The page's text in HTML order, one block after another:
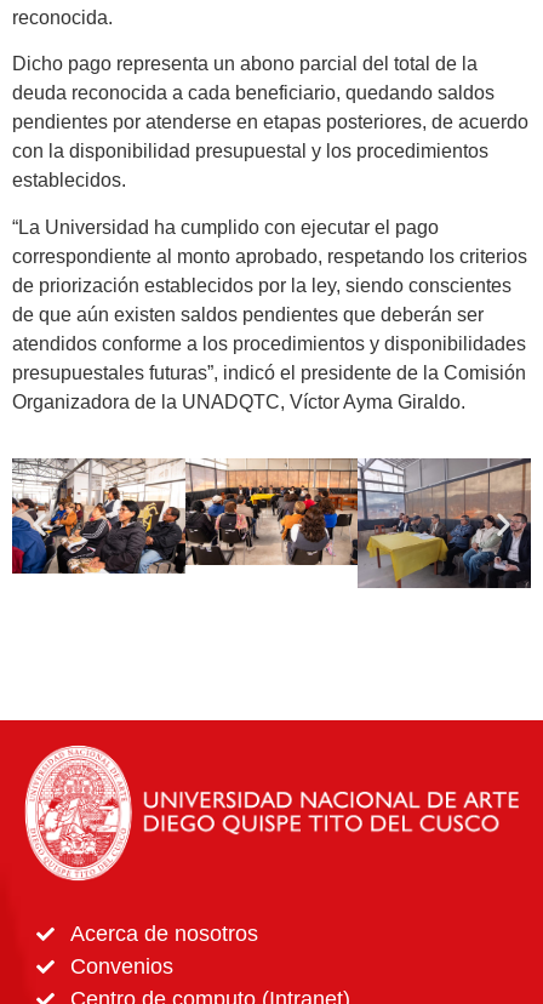
reconocida.
Dicho pago representa un abono parcial del total de la
deuda reconocida a cada beneficiario, quedando saldos
pendientes por atenderse en etapas posteriores, de acuerdo
con la disponibilidad presupuestal y los procedimientos
establecidos.
“La Universidad ha cumplido con ejecutar el pago
correspondiente al monto aprobado, respetando los criterios
de priorización establecidos por la ley, siendo conscientes
de que aún existen saldos pendientes que deberán ser
atendidos conforme a los procedimientos y disponibilidades
presupuestales futuras”, indicó el presidente de la Comisión
Organizadora de la UNADQTC, Víctor Ayma Giraldo.
Acerca de nosotros
Convenios